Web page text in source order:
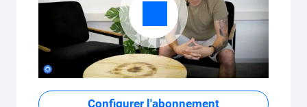
Configurer l'abonnement